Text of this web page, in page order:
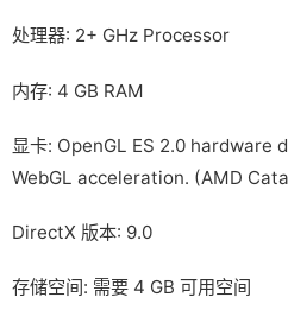
处理器: 2+ GHz Processor
内存: 4 GB RAM
显卡: OpenGL ES 2.0
WebGL acceleration. (AMD
DirectX 版本: 9.0
存储空间: 需要 4 GB 可用空间